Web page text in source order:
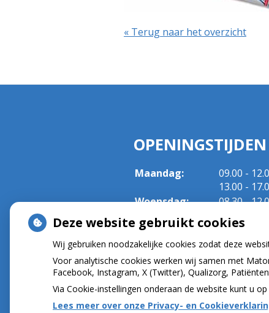
« Terug naar het overzicht
OPENINGSTIJDEN
Maandag: 09.00 tot
-
13.00 tot
-
Woensdag:
08.30tot
-
13.00
Vrijdag:
08.30tot
13.00 tot
-
Deze website gebruikt cookies
Wij gebruiken noodzakelijke cookies zodat deze
Voor analytische cookies werken wij samen met
Facebook, Instagram, X (Twitter), Qualizorg,
Via Cookie-instellingen onderaan de website kunt u
Lees meer over onze Privacy- en